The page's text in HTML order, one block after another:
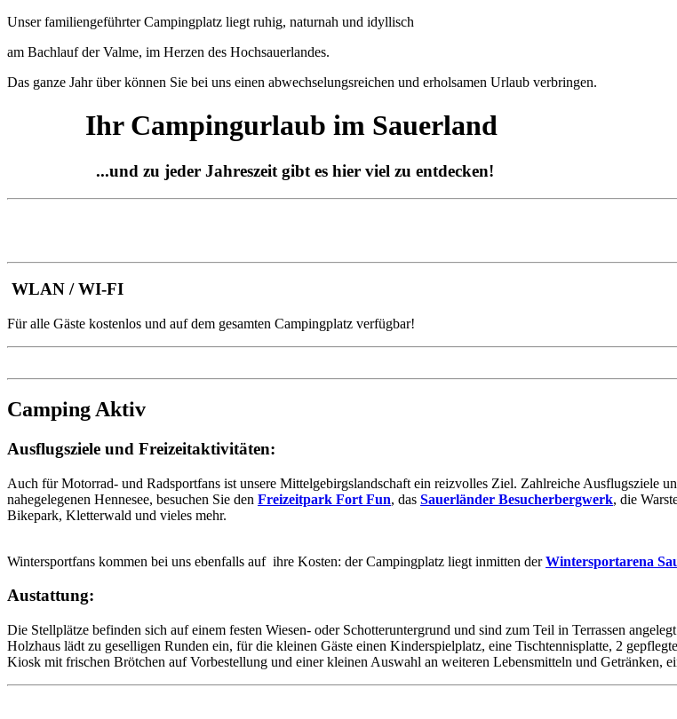
Unser familiengeführter Campingplatz liegt ruhig, naturnah und idyllisch
am Bachlauf der Valme, im Herzen des Hochsauerlandes.
Das ganze Jahr über können Sie bei uns einen abwechselungsreichen und erholsamen Urlaub verbringen.
Ihr Campingurlaub im Sauerland
...und zu jeder Jahreszeit gibt es hier viel zu entdecken!
WLAN / WI-FI
Für alle Gäste kostenlos und auf dem gesamten Campingplatz verfügbar!
Camping Aktiv
Ausflugsziele und Freizeitaktivitäten:
Auch für Motorrad- und Radsportfans ist unsere Mittelgebirgslandschaft ein reizvolles Ziel. Zahlreiche Ausflugsziele
nahegelegenen Hennesee, besuchen Sie den Freizeitpark Fort Fun, das Sauerländer Besucherbergwerk, die
Bikepark, Kletterwald und vieles mehr.
Wintersportfans kommen bei uns ebenfalls auf ihre Kosten: der Campingplatz liegt inmitten derWintersportarena
Austattung:
Die Stellplätze befinden sich auf einem festen Wiesen- oder Schotteruntergrund und sind zum Teil in Terrassen
Holzhaus lädt zu geselligen Runden ein, für die kleinen Gäste einen Kinderspielplatz, eine Tischtennisplatte, 2
Kiosk mit frischen Brötchen auf Vorbestellung und einer kleinen Auswahl an weiteren Lebensmitteln und Getränken,